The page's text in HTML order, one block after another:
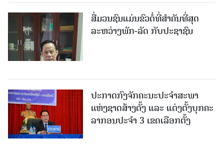
ສື່ມວນຊົນແມ່ນຂົວຕໍ່ທີ່ສໍາຄັນທີ່ສຸດ
ລະຫວ່າງພັກ-ລັດ ກັບປະຊາຊົນ
ປະກາດກົງຈັກຄະນະປະຈໍາສະພາ
ແຫ່ງຊາດສ້າງຕັ້ງ ແລະ ແຕ່ງຕັ້ງບຸກຄະ
ລາກອນປະຈໍາ 3 ເຂດເລືອກຕັ້ງ